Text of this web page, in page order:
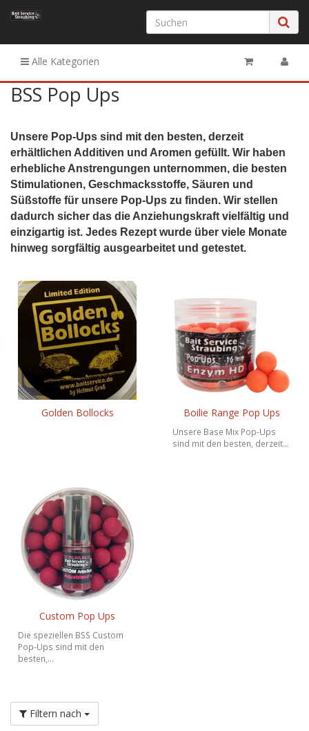
Alle Kategorien
BSS Pop Ups
Unsere Pop-Ups sind mit den besten, derzeit
erhältlichen Additiven und Aromen gefüllt. Wir haben
erhebliche Anstrengungen unternommen, die besten
Stimulationen, Geschmacksstoffe, Säuren und
Süßstoffe für unsere Pop-Ups zu finden. Wir stellen
dadurch sicher das die Anziehungskraft vielfältig und
einzigartig ist. Jedes Rezept wurde über viele Monate
hinweg sorgfältig ausgearbeitet und getestet.
Golden Bollocks Boilie Range Pop Ups
Unsere Base Mix Pop-Ups
sind mit den besten, derzeit...
Custom Pop Ups
Die speziellen BSS Custom
Pop-Ups sind mit den
besten,...
Filtern nach